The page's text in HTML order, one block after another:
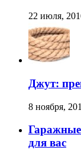
22 июля,
Джут:
8 ноября,
Гаражные
для вас